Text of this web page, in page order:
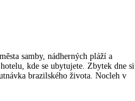
samby, nádherných pláží a
kde se ubytujete. Zbytek dne si
brazilského života. Nocleh v